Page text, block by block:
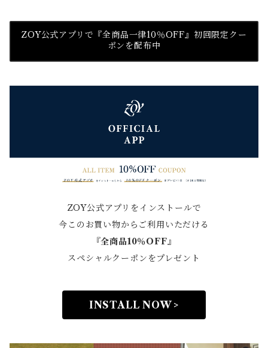
ZOY公式アプリで『全商品一律10％OFF』初回限定クー
ポンを配布中
ZOY公式アプリをインストールで
今このお買い物からご利用いただける
『全商品10％OFF』
スペシャルクーポンをプレゼント
INSTALL NOW >